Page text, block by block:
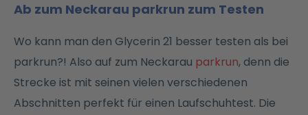
Ab zum Neckarau parkrun zum Testen
Wo kann man den Glycerin 21 besser testen als bei
parkrun?! Also auf zum Neckarau parkrun, denn die
Strecke ist mit seinen vielen verschiedenen
Abschnitten perfekt für einen Laufschuhtest. Die